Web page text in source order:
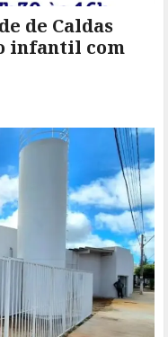
de Caldas
infantil com